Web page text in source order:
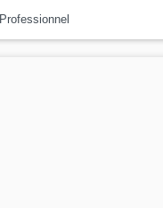
Professionnel